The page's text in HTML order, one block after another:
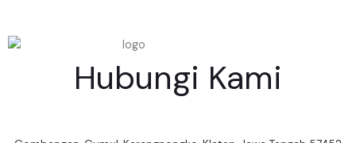
Hubungi Kami